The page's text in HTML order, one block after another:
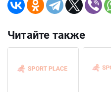
Читайте также